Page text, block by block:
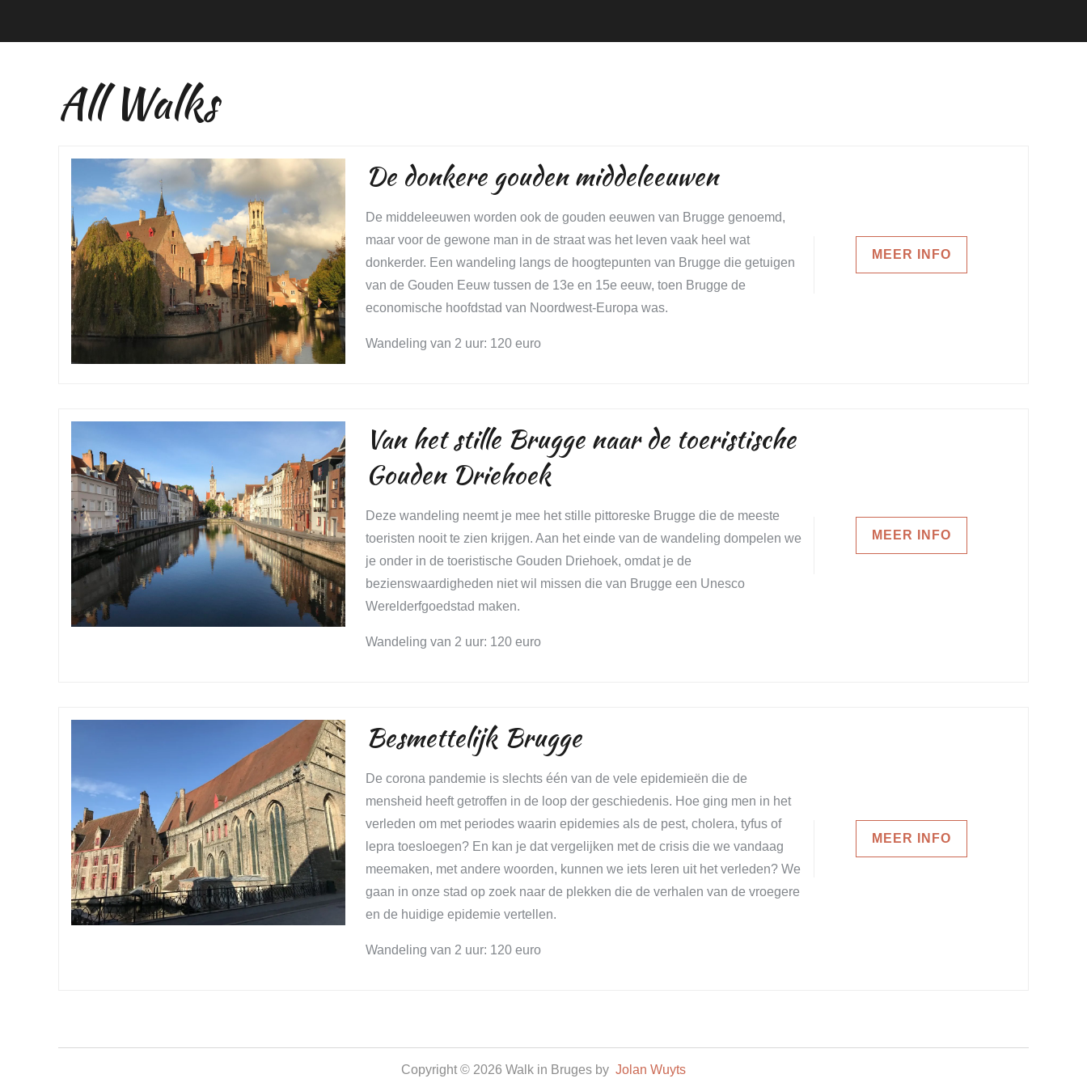
All Walks
De donkere gouden middeleeuwen
De middeleeuwen worden ook de gouden eeuwen van Brugge genoemd,
maar voor de gewone man in de straat was het leven vaak heel wat
donkerder. Een wandeling langs de hoogtepunten van Brugge die getuigen
van de Gouden Eeuw tussen de 13e en 15e eeuw, toen Brugge de
economische hoofdstad van Noordwest-Europa was.
Wandeling van 2 uur: 120 euro
MEER INFO
Van het stille Brugge naar de toeristische
Gouden Driehoek
Deze wandeling neemt je mee het stille pittoreske Brugge die de meeste
toeristen nooit te zien krijgen. Aan het einde van de wandeling dompelen we
je onder in de toeristische Gouden Driehoek, omdat je de
bezienswaardigheden niet wil missen die van Brugge een Unesco
Werelderfgoedstad maken.
Wandeling van 2 uur: 120 euro
MEER INFO
Besmettelijk Brugge
De corona pandemie is slechts één van de vele epidemieën die de
mensheid heeft getroffen in de loop der geschiedenis. Hoe ging men in het
verleden om met periodes waarin epidemies als de pest, cholera, tyfus of
lepra toesloegen? En kan je dat vergelijken met de crisis die we vandaag
meemaken, met andere woorden, kunnen we iets leren uit het verleden? We
gaan in onze stad op zoek naar de plekken die de verhalen van de vroegere
en de huidige epidemie vertellen.
Wandeling van 2 uur: 120 euro
MEER INFO
Copyright © 2026 Walk in Bruges by Jolan Wuyts